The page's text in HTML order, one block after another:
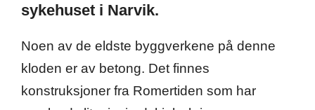
sykehuset i Narvik.
Noen av de eldste byggverkene på denne
kloden er av betong. Det finnes
konstruksjoner fra Romertiden som har